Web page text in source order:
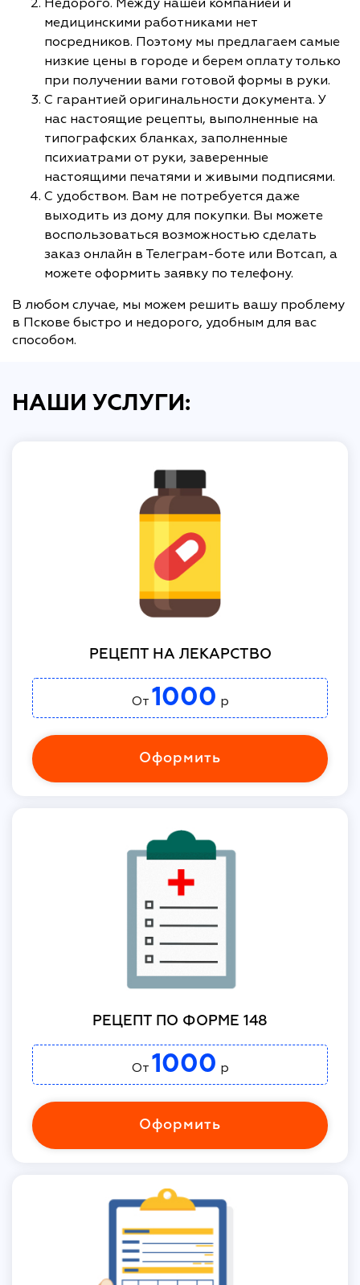
медицинскими работниками нет
посредников. Поэтому мы предлагаем самые
низкие цены в городе и берем оплату только
при получении вами готовой формы в руки.
С гарантией оригинальности документа. У
нас настоящие рецепты, выполненные на
типографских бланках, заполненные
психиатрами от руки, заверенные
настоящими печатями и живыми подписями.
С удобством. Вам не потребуется даже
выходить из дому для покупки. Вы можете
воспользоваться возможностью сделать
заказ онлайн в Телеграм-боте или Вотсап, а
можете оформить заявку по телефону.
В любом случае, мы можем решить вашу проблему
в Пскове быстро и недорого, удобным для вас
способом.
НАШИ УСЛУГИ:
РЕЦЕПТ НА ЛЕКАРСТВО
От 1000 р
Оформить
РЕЦЕПТ ПО ФОРМЕ 148
От 1000 р
Оформить